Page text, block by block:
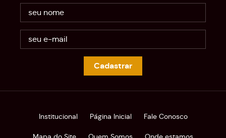
Cadastrar
Institucional Página Inicial Fale Conosco